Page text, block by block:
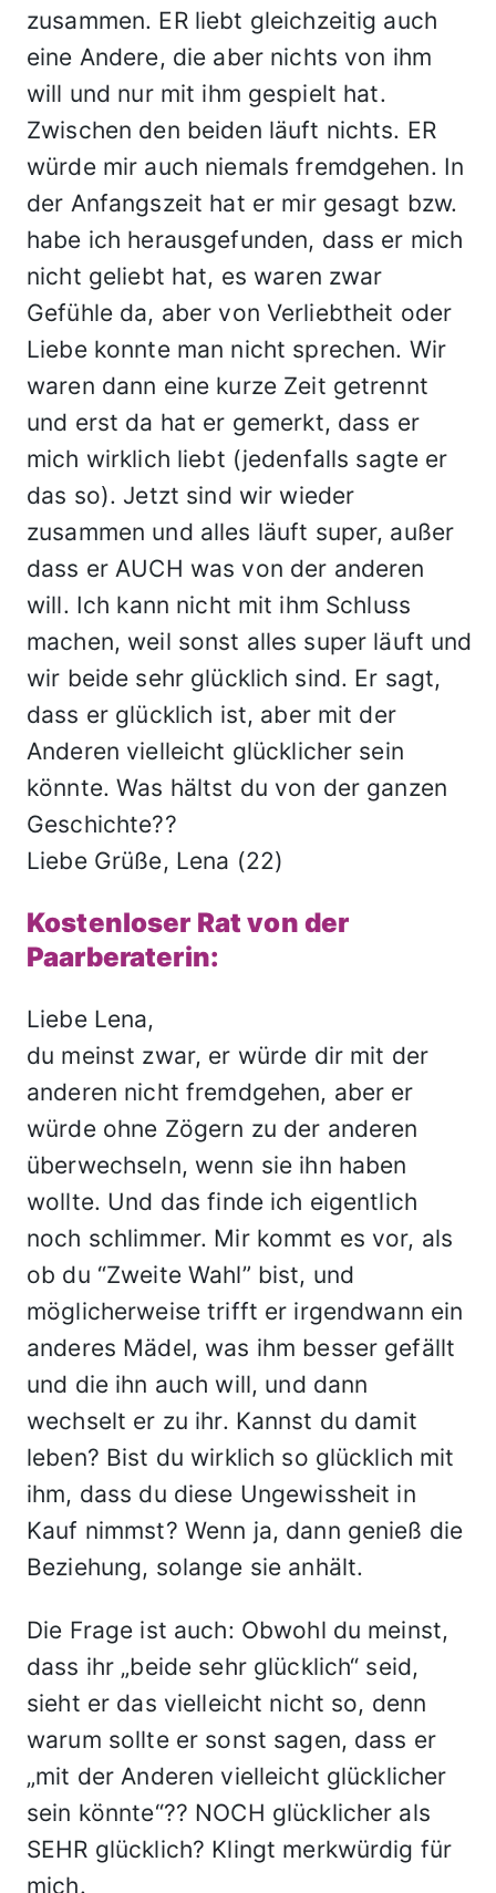
zusammen. ER liebt gleichzeitig auch
eine Andere, die aber nichts von ihm
will und nur mit ihm gespielt hat.
Zwischen den beiden läuft nichts. ER
würde mir auch niemals fremdgehen. In
der Anfangszeit hat er mir gesagt bzw.
habe ich herausgefunden, dass er mich
nicht geliebt hat, es waren zwar
Gefühle da, aber von Verliebtheit oder
Liebe konnte man nicht sprechen. Wir
waren dann eine kurze Zeit getrennt
und erst da hat er gemerkt, dass er
mich wirklich liebt (jedenfalls sagte er
das so). Jetzt sind wir wieder
zusammen und alles läuft super, außer
dass er AUCH was von der anderen
will. Ich kann nicht mit ihm Schluss
machen, weil sonst alles super läuft und
wir beide sehr glücklich sind. Er sagt,
dass er glücklich ist, aber mit der
Anderen vielleicht glücklicher sein
könnte. Was hältst du von der ganzen
Geschichte??
Liebe Grüße, Lena (22)
Kostenloser Rat von der
Paarberaterin:
Liebe Lena,
du meinst zwar, er würde dir mit der
anderen nicht fremdgehen, aber er
würde ohne Zögern zu der anderen
überwechseln, wenn sie ihn haben
wollte. Und das finde ich eigentlich
noch schlimmer. Mir kommt es vor, als
ob du “Zweite Wahl” bist, und
möglicherweise trifft er irgendwann ein
anderes Mädel, was ihm besser gefällt
und die ihn auch will, und dann
wechselt er zu ihr. Kannst du damit
leben? Bist du wirklich so glücklich mit
ihm, dass du diese Ungewissheit in
Kauf nimmst? Wenn ja, dann genieß die
Beziehung, solange sie anhält.
Die Frage ist auch: Obwohl du meinst,
dass ihr „beide sehr glücklich“ seid,
sieht er das vielleicht nicht so, denn
warum sollte er sonst sagen, dass er
„mit der Anderen vielleicht glücklicher
sein könnte“?? NOCH glücklicher als
SEHR glücklich? Klingt merkwürdig für
mich.